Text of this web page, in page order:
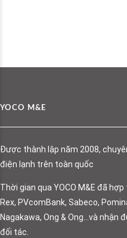
YOCO M&E
Được thành lập năm 2008,
điện lạnh trên toàn quốc
Thời gian qua YOCO M&E đã
Rex, PVcomBank, Sabeco,
Nagakawa, Ong & Ong…và
đối tác.